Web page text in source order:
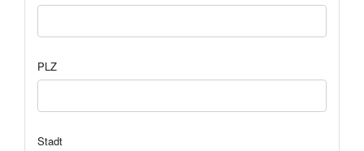
PLZ
Stadt